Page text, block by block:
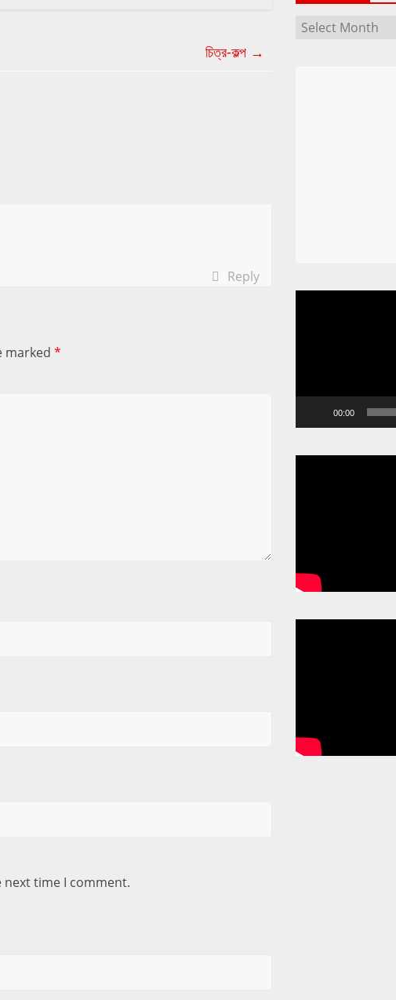
চিত্র-কল্প →
Reply
marked *
next time I comment.
Archives
00:00